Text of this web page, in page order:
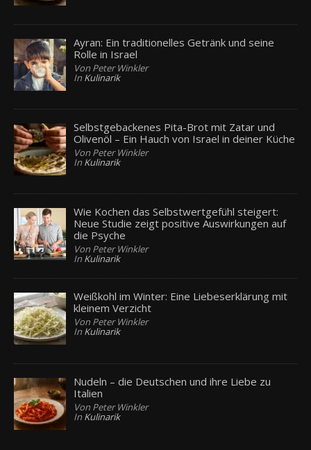
Ayran: Ein traditionelles Getränk und seine
Rolle in Israel
Von Peter Winkler
In Kulinarik
Selbstgebackenes Pita-Brot mit Zatar und
Olivenöl – Ein Hauch von Israel in deiner Küche
Von Peter Winkler
In Kulinarik
Wie Kochen das Selbstwertgefühl steigert:
Neue Studie zeigt positive Auswirkungen auf
die Psyche
Von Peter Winkler
In Kulinarik
Weißkohl im Winter: Eine Liebeserklärung mit
kleinem Verzicht
Von Peter Winkler
In Kulinarik
Nudeln – die Deutschen und ihre Liebe zu
Italien
Von Peter Winkler
In Kulinarik